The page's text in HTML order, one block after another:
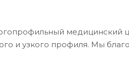
медицинский
и узкого профиля. Мы